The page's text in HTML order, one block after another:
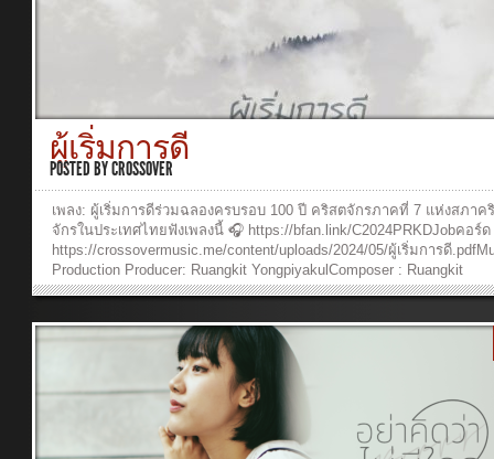
Studios Music Video ProductionDirector of Photography: Tanyaporn
ngernCreative & Graphic Design: Sarita SuveeraCamera Operators:
Tanyaporn Luang-ngern, Pasit Pattaranukool,Waranya Pakunpanya,
Verse 1:วันคืนที่สวยงาม ผ่านเวลาผันเปลี่ยนกลับหมุนวนเวียนเป็นวันที่ต้
หมองหม่นย้อนนึกถึงเรื่องราว พระเจ้านำผ่านพ้นเมฆฝนจะกลายเป็นฟ้าที่
งดงาม Chorus:ความรัก ความเชื่อ ความหวัง นั่นคือพลังให้ฉันก้าวไปใน
ช่างโหดร้าย ฉันมีความรักพระองค์เยียวยาวันนี้ลำบากแค่ไหน ยังมีความ
ของพระองค์ อดทนได้ทุกอย่างความหวังคือแสงสว่างในวันมืดมนเชื่อมั่น
สัญญา ในวันที่สับสนให้พระองค์ทรงนำไปในทุกหนทาง Last Line:ความ
ความเชื่อ ความหวัง จะนำเส้นทาง เดินไป ฟังเพลงและดูวีดีโออื่นๆ หรือร่
สนับสนุนพันธกิจ W501...
ผู้เริ่มการดี
POSTED BYCROSSOVER
เพลง: ผู้เริ่มการดีร่วมฉลองครบรอบ 100 ปี คริสตจักรภาคที่ 7 แห่งสภาค
จักรในประเทศไทยฟังเพลงนี้ 🎧 https://bfan.link/C2024PRKDJobคอร์ด
https://crossovermusic.me/content/uploads/2024/05/ผู้เริ่มการดี
Production Producer: Ruangkit YongpiyakulComposer : Ruangkit
YongpiyakulArranger: Ruangkit YongpiyakulArtist: Job
ประกาศพระนามพระเจ้ายิ่งใหญ่ส่งต่อไปให้คนมากมายได้มองเห็นความ
พระองค์Pre – Chorus:แม้ยากสักเพียงไหนเราจะไม่ยอมท้อใจยังคงมั่นใ
พระสัญญาChorus:พระเจ้าผู้เริ่มการดีไว้ จะทำให้สำเร็จจนถึงวันของพระ
ผู้ทรงฤทธาขอบคุณในวันที่ผ่านมามองไปข้างหน้า มุ่งไปให้ถึงเส้นชัยให้เ
พระทัย พระองค์Verse 2:มีปัญหาเข้ามามากมายแต่จิตใจยังคงแข็งแกร่ง
พระองค์เติมเรี่ยวแรงให้ก้าวไปประกาศพระนามพระเจ้ายิ่งใหญ่ส่งต่อไปใ
มากมายได้มองเห็นความรักของพระองค์Last Line:ให้เป็นที่พอพระทัย...